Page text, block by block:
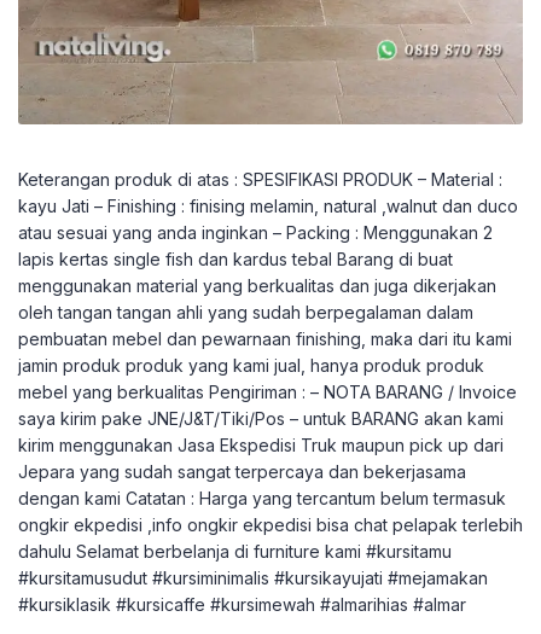
Keterangan produk di atas : SPESIFIKASI PRODUK – Material :
kayu Jati – Finishing : finising melamin, natural ,walnut dan duco
atau sesuai yang anda inginkan – Packing : Menggunakan 2
lapis kertas single fish dan kardus tebal Barang di buat
menggunakan material yang berkualitas dan juga dikerjakan
oleh tangan tangan ahli yang sudah berpegalaman dalam
pembuatan mebel dan pewarnaan finishing, maka dari itu kami
jamin produk produk yang kami jual, hanya produk produk
mebel yang berkualitas Pengiriman : – NOTA BARANG / Invoice
saya kirim pake JNE/J&T/Tiki/Pos – untuk BARANG akan kami
kirim menggunakan Jasa Ekspedisi Truk maupun pick up dari
Jepara yang sudah sangat terpercaya dan bekerjasama
dengan kami Catatan : Harga yang tercantum belum termasuk
ongkir ekpedisi ,info ongkir ekpedisi bisa chat pelapak terlebih
dahulu Selamat berbelanja di furniture kami #kursitamu
#kursitamusudut #kursiminimalis #kursikayujati #mejamakan
#kursiklasik #kursicaffe #kursimewah #almarihias #almar